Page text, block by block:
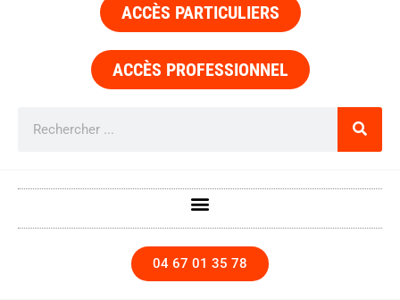
ACCÈS PARTICULIERS
ACCÈS PROFESSIONNEL
04 67 01 35 78